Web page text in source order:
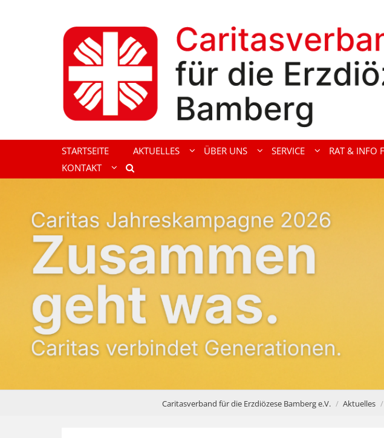
STARTSEITE AKTUELLES ÜBER UNS SERVICE RAT & INFO
KONTAKT
Caritasverband für die Erzdiözese Bamberg e.V. Aktuelles